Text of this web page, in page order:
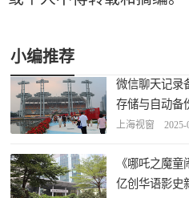
小编推荐
微信聊天记录
存储与自动备
上海视窗 2025-
《哪吒之魔
亿创华语影史